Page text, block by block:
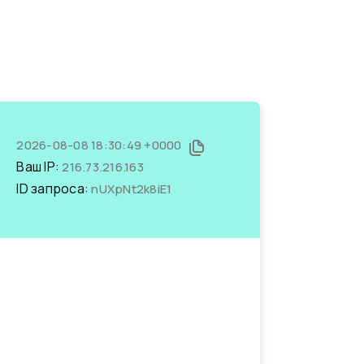
2026-08-08 18:30:49 +0000
Ваш IP:216.73.216.163
ID запроса:nUXpNt2k8iE1